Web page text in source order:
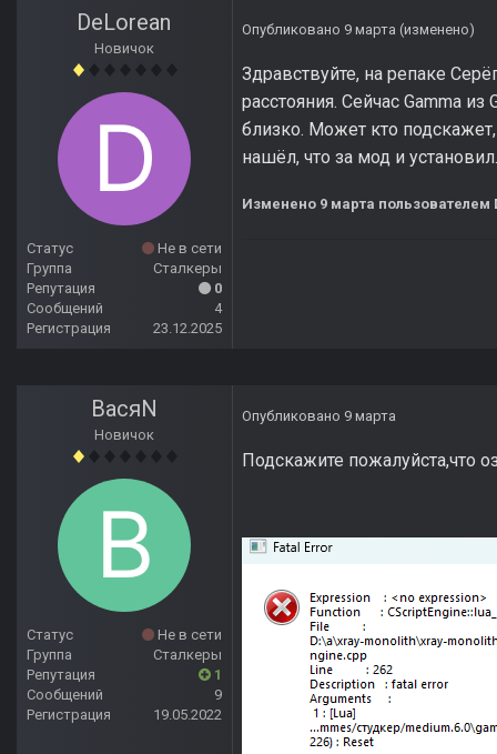
DeLorean
Новичок
Статус
Не в сети
Группа
Сталкеры
Репутация
0
Сообщений
4
Регистрация
23.12.2025
Опубликовано 9 марта (изменено)
Здравствуйте, на репаке
расстояния. Сейчас Gamma
близко. Может кто
нашёл, что за мод и
Изменено 9 марта пользователем
ВасяN
Новичок
Статус
Не в сети
Группа
Сталкеры
Репутация
1
Сообщений
9
Регистрация
19.05.2022
Опубликовано 9 марта
Подскажите пожалуйста,что